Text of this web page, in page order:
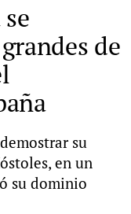
de
su
en un
su dominio